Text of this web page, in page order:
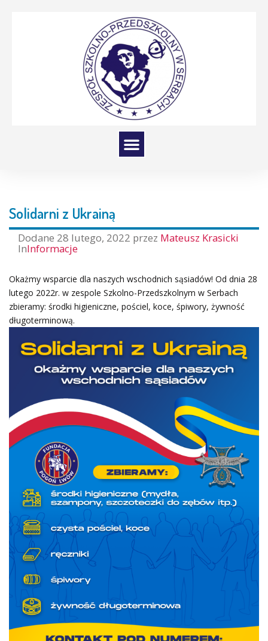
Solidarni z Ukrainą
Dodane 28 lutego, 2022 przez Mateusz Krasicki
InInformacje
Okażmy wsparcie dla naszych wschodnich sąsiadów! Od dnia 28
lutego 2022r. w zespole Szkolno-Przedszkolnym w Serbach
zbieramy: środki higieniczne, pościel, koce, śpiwory, żywność
długoterminową.